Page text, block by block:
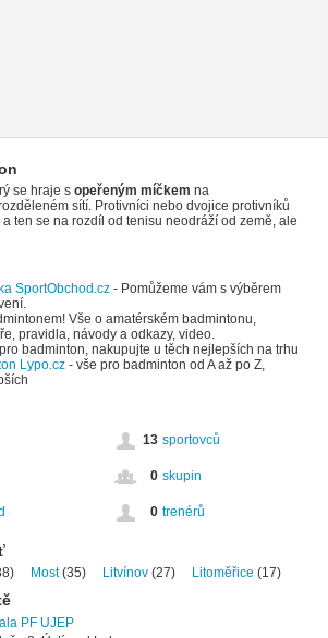
se hraje s opeřeným míčkem na
sítí. Protivníci nebo dvojice protivníků
ten se na rozdíl od tenisu neodráží od země, ale
SportObchod.cz - Pomůžeme vám s výběrem
Vše o amatérském badmintonu,
pravidla, návody a odkazy, video.
badminton, nakupujte u těch nejlepších na trhu
Lypo.cz - vše pro badminton od A až po Z,
13 sportovců
0 skupin
0 trenérů
Most (35) Litvínov (27) Litoměřice (17)
PF UJEP